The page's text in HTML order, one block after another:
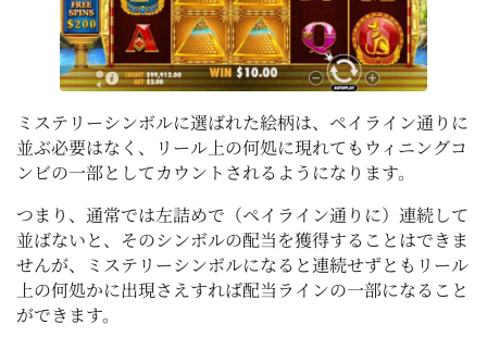
ミステリーシンボルに選ばれた絵柄は、ペイライン通りに
並ぶ必要はなく、リール上の何処に現れてもウィニングコ
ンビの一部としてカウントされるようになります。
つまり、通常では左詰めで（ペイライン通りに）連続して
並ばないと、そのシンボルの配当を獲得することはできま
せんが、ミステリーシンボルになると連続せずともリール
上の何処かに出現さえすれば配当ラインの一部になること
ができます。